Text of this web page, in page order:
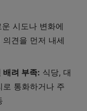
운 시도나 변화에
견을 먼저 내세
배려 부족: 식당, 대
통화하거나 주